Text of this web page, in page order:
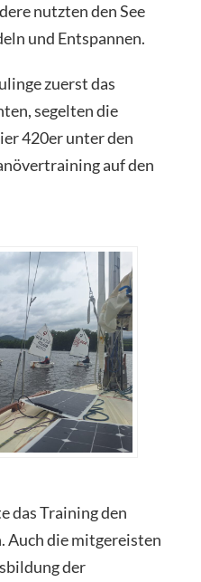
nutzten den See
und Entspannen.
zuerst das
segelten die
420er unter den
auf den
das Training den
Auch die mitgereisten
der